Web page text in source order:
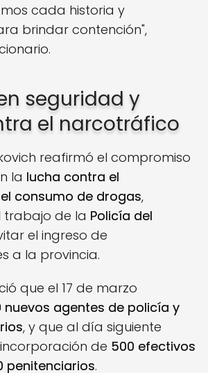
cada historia y
brindar contención",
seguridad y
el narcotráfico
reafirmó el compromiso
la lucha contra el
consumo de drogas,
de la Policía del
el ingreso de
a la provincia.
que el 17 de marzo
nuevos agentes de policía y
, y que al día siguiente
de 500 efectivos
penitenciarios.